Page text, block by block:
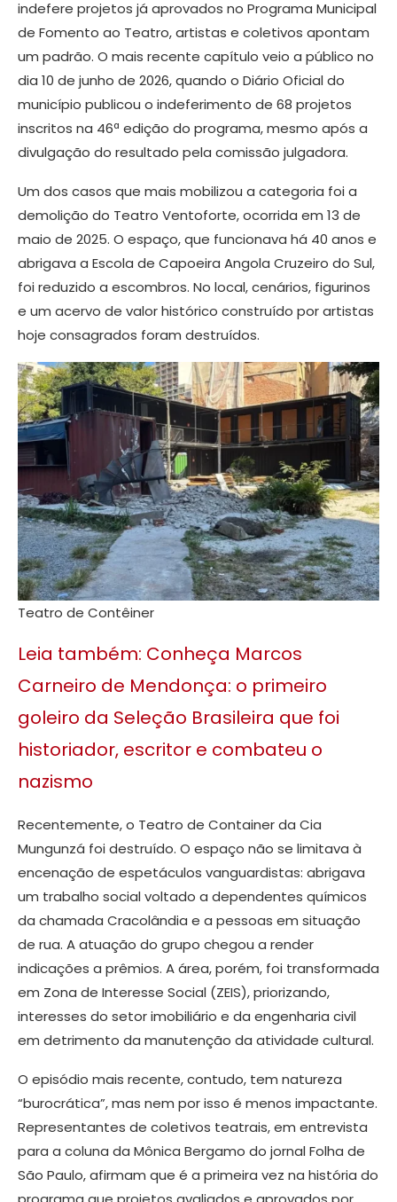
indefere projetos já aprovados no Programa Municipal
de Fomento ao Teatro, artistas e coletivos apontam
um padrão. O mais recente capítulo veio a público no
dia 10 de junho de 2026, quando o Diário Oficial do
município publicou o indeferimento de 68 projetos
inscritos na 46ª edição do programa, mesmo após a
divulgação do resultado pela comissão julgadora.
Um dos casos que mais mobilizou a categoria foi a
demolição do Teatro Ventoforte, ocorrida em 13 de
maio de 2025. O espaço, que funcionava há 40 anos e
abrigava a Escola de Capoeira Angola Cruzeiro do Sul,
foi reduzido a escombros. No local, cenários, figurinos
e um acervo de valor histórico construído por artistas
hoje consagrados foram destruídos.
Teatro de Contêiner
Leia também: Conheça Marcos
Carneiro de Mendonça: o primeiro
goleiro da Seleção Brasileira que foi
historiador, escritor e combateu o
nazismo
Recentemente, o Teatro de Container da Cia
Mungunzá foi destruído. O espaço não se limitava à
encenação de espetáculos vanguardistas: abrigava
um trabalho social voltado a dependentes químicos
da chamada Cracolândia e a pessoas em situação
de rua. A atuação do grupo chegou a render
indicações a prêmios. A área, porém, foi transformada
em Zona de Interesse Social (ZEIS), priorizando,
interesses do setor imobiliário e da engenharia civil
em detrimento da manutenção da atividade cultural.
O episódio mais recente, contudo, tem natureza
“burocrática”, mas nem por isso é menos impactante.
Representantes de coletivos teatrais, em entrevista
para a coluna da Mônica Bergamo do jornal Folha de
São Paulo, afirmam que é a primeira vez na história do